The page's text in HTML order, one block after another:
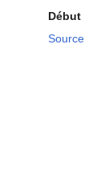
Début
Source